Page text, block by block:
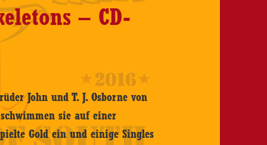
– CD-
John und T. J. Osborne von
sie auf einer
Gold ein und einige Singles